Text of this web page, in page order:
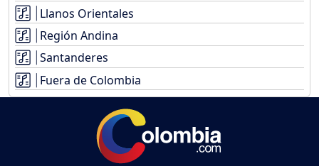
Llanos Orientales
Región Andina
Santanderes
Fuera de Colombia